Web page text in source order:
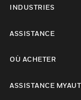
INDUSTRIES
ASSISTANCE
OÙ ACHETER
ASSISTANCE